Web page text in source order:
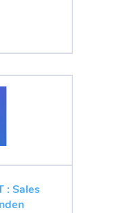
: Sales